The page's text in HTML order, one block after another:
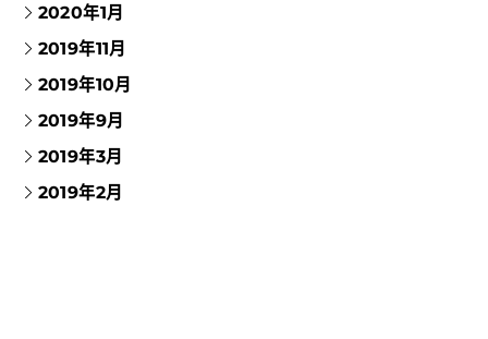
2020年1月
2019年11月
2019年10月
2019年9月
2019年3月
2019年2月